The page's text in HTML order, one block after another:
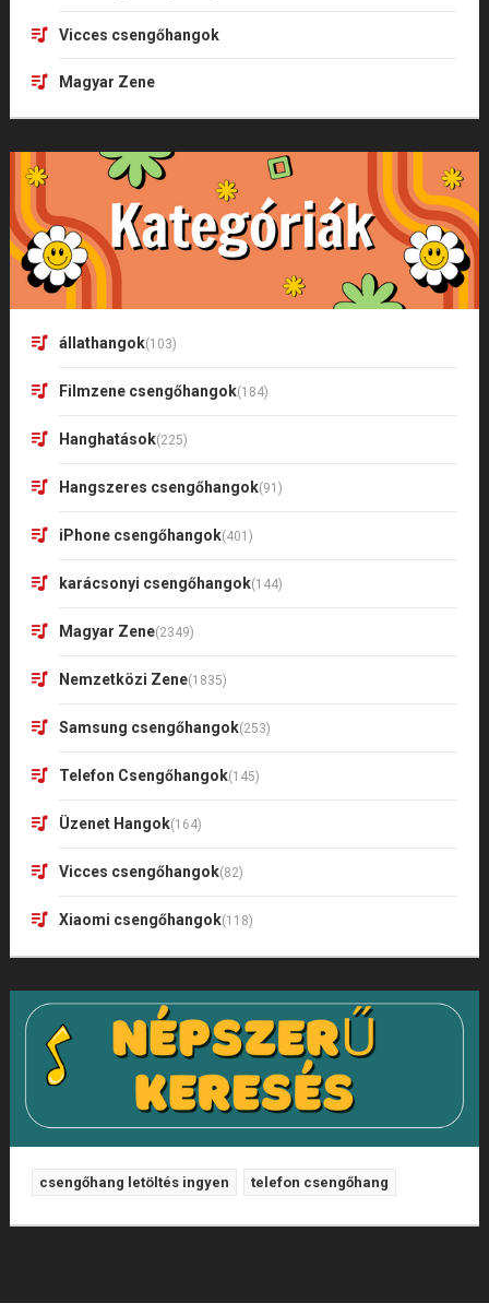
Vicces csengőhangok
Magyar Zene
állathangok(103)
Filmzene csengőhangok(184)
Hanghatások(225)
Hangszeres csengőhangok(91)
iPhone csengőhangok(401)
karácsonyi csengőhangok(144)
Magyar Zene(2349)
Nemzetközi Zene(1835)
Samsung csengőhangok(253)
Telefon Csengőhangok(145)
Üzenet Hangok(164)
Vicces csengőhangok(82)
Xiaomi csengőhangok(118)
csengőhang letöltés ingyen telefon csengőhang